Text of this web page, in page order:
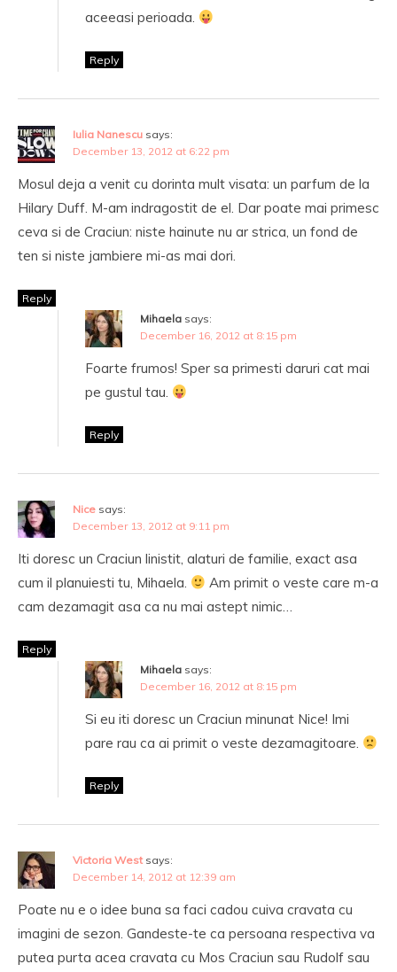
aceeasi perioada.
Reply
Iulia Nanescu says:
December 13, 2012 at 6:22 pm
Mosul deja a venit cu dorinta mult visata: un parfum de la
Hilary Duff. M-am indragostit de el. Dar poate mai primesc
ceva si de Craciun: niste hainute nu ar strica, un fond de
ten si niste jambiere mi-as mai dori.
Reply
Mihaela says:
December 16, 2012 at 8:15 pm
Foarte frumos! Sper sa primesti daruri cat mai
pe gustul tau.
Reply
Nice says:
December 13, 2012 at 9:11 pm
Iti doresc un Craciun linistit, alaturi de familie, exact asa
cum il planuiesti tu, Mihaela.
Am primit o veste care m-a
cam dezamagit asa ca nu mai astept nimic…
Reply
Mihaela says:
December 16, 2012 at 8:15 pm
Si eu iti doresc un Craciun minunat Nice! Imi
pare rau ca ai primit o veste dezamagitoare.
Reply
Victoria West says:
December 14, 2012 at 12:39 am
Poate nu e o idee buna sa faci cadou cuiva cravata cu
imagini de sezon. Gandeste-te ca persoana respectiva va
putea purta acea cravata cu Mos Craciun sau Rudolf sau